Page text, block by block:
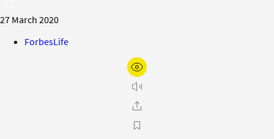
27 March 2020
ForbesLife